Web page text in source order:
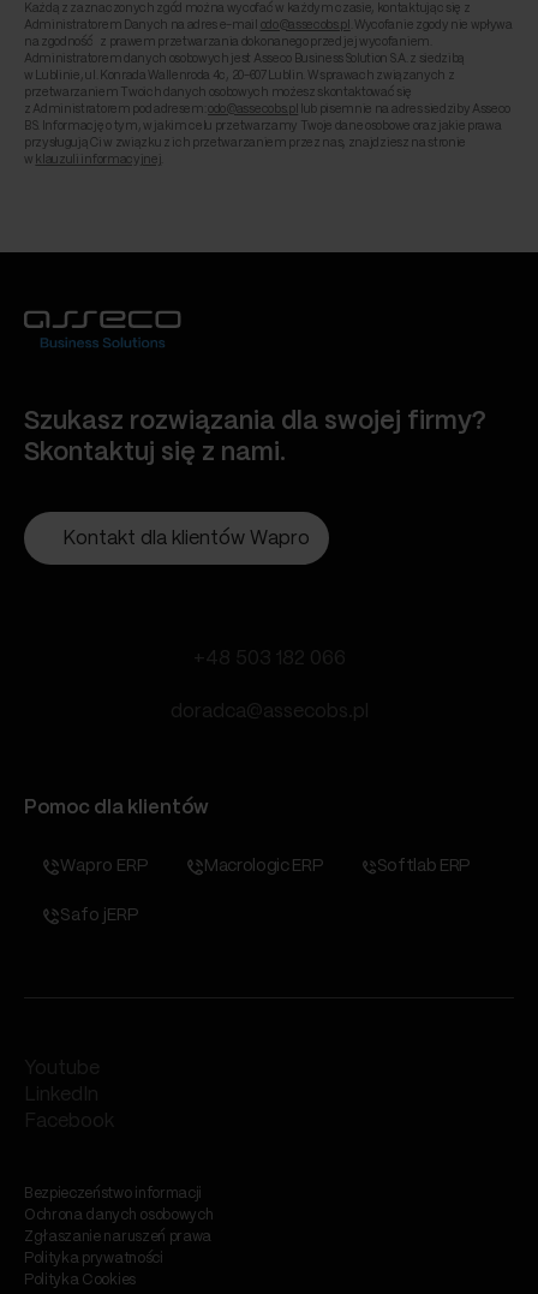
Każdą z zaznaczonych zgód można wycofać w każdym czasie, kontaktując się z
Administratorem Danych na adres e-mail odo@assecobs.pl
. Wycofanie zgody nie wpływa
na zgodność z prawem przetwarzania dokonanego przed jej wycofaniem.
Administratorem danych osobowych jest Asseco Business Solution S.A. z siedzibą
w Lublinie, ul. Konrada Wallenroda 4c, 20-607 Lublin. W sprawach związanych z
przetwarzaniem Twoich danych osobowych możesz skontaktować się
z Administratorem pod adresem:odo@assecobs.pl
lub pisemnie na adres siedziby Asseco
BS. Informację o tym, w jakim celu przetwarzamy Twoje dane osobowe oraz jakie prawa
przysługują Ci w związku z ich przetwarzaniem przez nas, znajdziesz na stronie
w klauzuli informacyjnej
Szukasz rozwiązania dla swojej firmy?
Skontaktuj się z nami.
Kontakt dla klientów Wapro
+48 503 182 066
doradca@assecobs.pl
Pomoc dla klientów
Wapro ERP Macrologic ERP Softlab ERP
Safo jERP
Youtube
LinkedIn
Facebook
Bezpieczeństwo informacji
Ochrona danych osobowych
Zgłaszanie naruszeń prawa
Polityka prywatności
Polityka Cookies